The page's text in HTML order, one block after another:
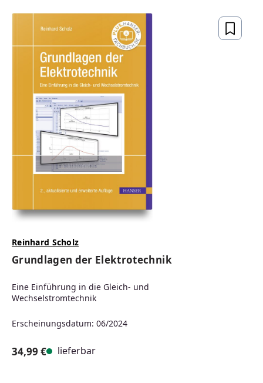
Reinhard Scholz
Grundlagen der Elektrotechnik
Eine Einführung in die Gleich- und
Wechselstromtechnik
Erscheinungsdatum: 06/2024
34,99 € lieferbar